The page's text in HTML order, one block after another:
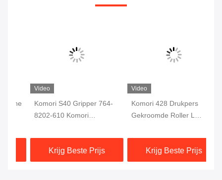
Video
Komori S40 Gripper 764-
8202-610 Komori
Krijg Beste Prijs
Video
Komori 428 Drukpers
Gekroomde Roller L
Komori Offset
Drukmachine Onderdelen
Krijg Beste Prijs